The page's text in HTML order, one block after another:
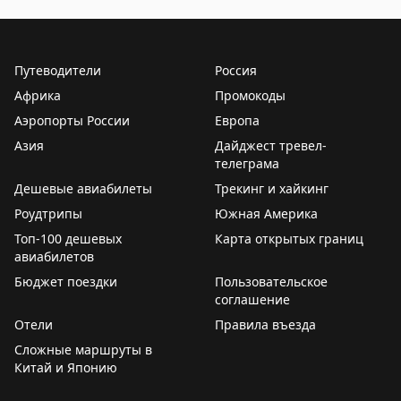
Путеводители
Россия
Африка
Промокоды
Аэропорты России
Европа
Азия
Дайджест тревел-
телеграма
Дешевые авиабилеты
Трекинг и хайкинг
Роудтрипы
Южная Америка
Топ-100 дешевых
авиабилетов
Карта открытых границ
Бюджет поездки
Пользовательское
соглашение
Отели
Правила въезда
Сложные маршруты в
Китай и Японию